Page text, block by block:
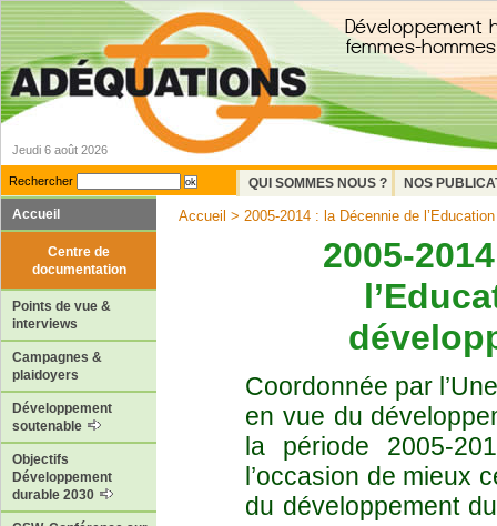
Jeudi 6 août 2026
Rechercher QUI SOMMES NOUS ?
NOS
Accueil
Centre de
documentation
Points de vue &
interviews
Campagnes &
plaidoyers
Développement
soutenable
Objectifs
Développement
durable 2030
Accueil > 2005-2014 : la Décennie de
2005-
Coordonnée par
en vue du
la période 2005-
l’occasion de mieux
du développement